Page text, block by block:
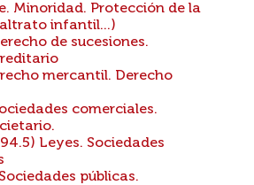
Minoridad. Protección de la
infantil...)
de sucesiones.
mercantil. Derecho
comerciales.
Leyes. Sociedades
públicas.